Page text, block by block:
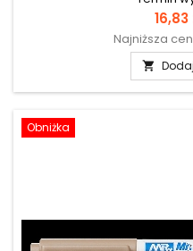
Cena
16,83
Najniższa

Obniżka